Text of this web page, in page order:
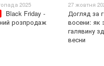
2025
Black Friday -
розпродаж
27 жовтня
Догляд за
восени: як
галявину
весни